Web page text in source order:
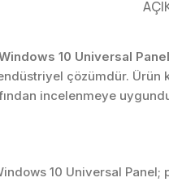
10 Universal Panel
çözümdür. Ürün
incelenmeye
10 Universal